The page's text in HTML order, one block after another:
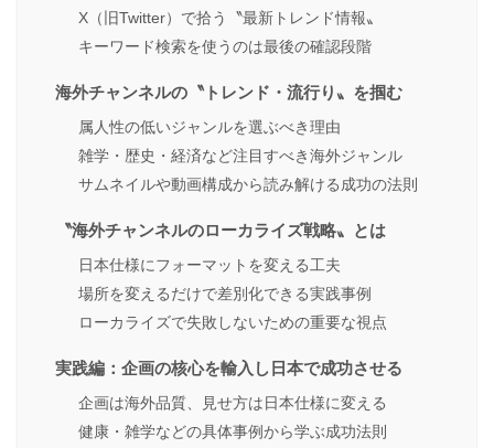
X（旧Twitter）で拾う〝最新トレンド情報〟
キーワード検索を使うのは最後の確認段階
海外チャンネルの〝トレンド・流行り〟を掴む
属人性の低いジャンルを選ぶべき理由
雑学・歴史・経済など注目すべき海外ジャンル
サムネイルや動画構成から読み解ける成功の法則
〝海外チャンネルのローカライズ戦略〟とは
日本仕様にフォーマットを変える工夫
場所を変えるだけで差別化できる実践事例
ローカライズで失敗しないための重要な視点
実践編：企画の核心を輸入し日本で成功させる
企画は海外品質、見せ方は日本仕様に変える
健康・雑学などの具体事例から学ぶ成功法則